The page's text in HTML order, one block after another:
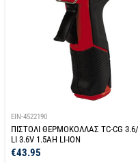
EIN-4522190
ΠΙΣΤΟΛΙ ΘΕΡΜΟΚΟΛΛΑΣ TC-CG
LI 3.6V 1.5AH LI-ION
€43.95